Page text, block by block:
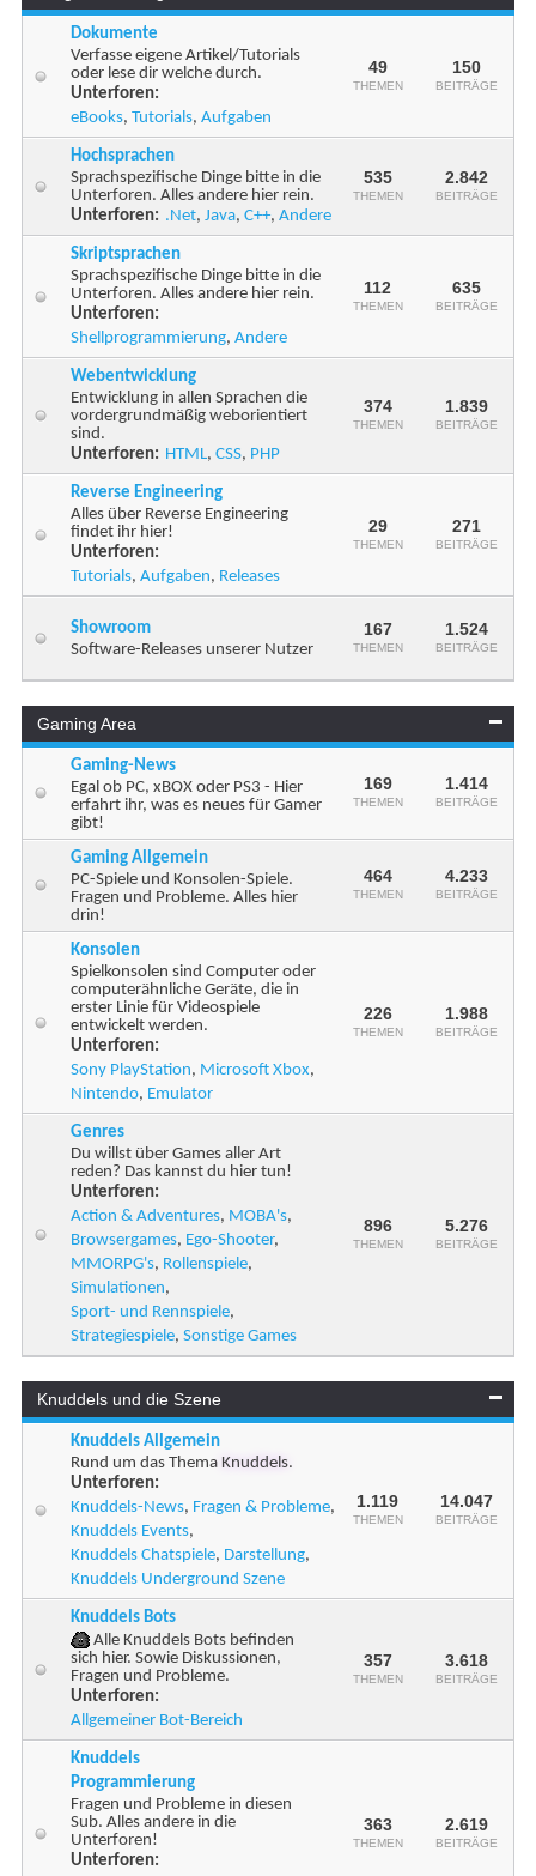
Dokumente
Verfasse eigene Artikel/Tutorials
oder lese dir welche durch.
Unterforen:
eBooks, Tutorials, Aufgaben
49
THEMEN
150
BEITRÄGE
Hochsprachen
Sprachspezifische Dinge bitte in die
Unterforen. Alles andere hier rein.
Unterforen: .Net, Java, C++, Andere
535
THEMEN
2.842
BEITRÄGE
Skriptsprachen
Sprachspezifische Dinge bitte in die
Unterforen. Alles andere hier rein.
Unterforen:
Shellprogrammierung, Andere
112
THEMEN
635
BEITRÄGE
Webentwicklung
Entwicklung in allen Sprachen die
vordergrundmäßig weborientiert
sind.
Unterforen: HTML, CSS, PHP
374
THEMEN
1.839
BEITRÄGE
Reverse Engineering
Alles über Reverse Engineering
findet ihr hier!
Unterforen:
Tutorials, Aufgaben, Releases
29
THEMEN
271
BEITRÄGE
Showroom
Software-Releases unserer Nutzer
167
THEMEN
1.524
BEITRÄGE
Gaming Area
Gaming-News
Egal ob PC, xBOX oder PS3 - Hier
erfahrt ihr, was es neues für Gamer
gibt!
169
THEMEN
1.414
BEITRÄGE
Gaming Allgemein
PC-Spiele und Konsolen-Spiele.
Fragen und Probleme. Alles hier
drin!
464
THEMEN
4.233
BEITRÄGE
Konsolen
Spielkonsolen sind Computer oder
computerähnliche Geräte, die in
erster Linie für Videospiele
entwickelt werden.
Unterforen:
Sony PlayStation, Microsoft Xbox,
Nintendo, Emulator
226
THEMEN
1.988
BEITRÄGE
Genres
Du willst über Games aller Art
reden? Das kannst du hier tun!
Unterforen:
Action & Adventures, MOBA's,
Browsergames, Ego-Shooter,
MMORPG's, Rollenspiele,
Simulationen,
Sport- und Rennspiele,
Strategiespiele, Sonstige Games
896
THEMEN
5.276
BEITRÄGE
Knuddels und die Szene
Knuddels Allgemein
Rund um das Thema Knuddels.
Unterforen:
Knuddels-News, Fragen & Probleme,
Knuddels Events,
Knuddels Chatspiele, Darstellung,
Knuddels Underground Szene
1.119
THEMEN
14.047
BEITRÄGE
Knuddels Bots
Alle Knuddels Bots befinden
sich hier. Sowie Diskussionen,
Fragen und Probleme.
Unterforen:
Allgemeiner Bot-Bereich
357
THEMEN
3.618
BEITRÄGE
Knuddels
Programmierung
Fragen und Probleme in diesen
Sub. Alles andere in die
Unterforen!
Unterforen:
363
THEMEN
2.619
BEITRÄGE